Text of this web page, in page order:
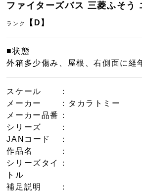
ファイターズバス 三菱ふそう
ランク 【D】
■状態
外箱多少傷み、屋根、右側面に経
スケール
：
メーカー
：タカラトミー
メーカー品番
：
シリーズ
：
JANコード
：
作品名
：
シリーズタイ
トル
：
補足説明
：